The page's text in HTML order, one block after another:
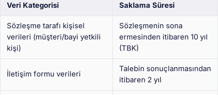
Veri Kategorisi Saklama Süresi
Sözleşme tarafı kişisel
verileri (müşteri/bayi yetkili
kişi)
Sözleşmenin sona
ermesinden itibaren 10 yıl
(TBK)
İletişim formu verileri
Talebin sonuçlanmasından
itibaren 2 yıl